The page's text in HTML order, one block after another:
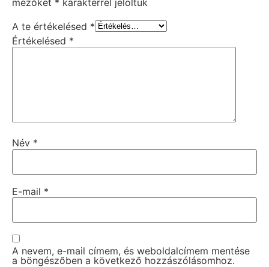
A te értékelésed *
Értékelésed *
Név *
E-mail *
A nevem, e-mail címem, és weboldalcímem mentése
a böngészőben a következő hozzászólásomhoz.